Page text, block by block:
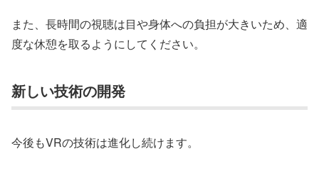
また、長時間の視聴は目や身体への負担が大きいため、適
度な休憩を取るようにしてください。
新しい技術の開発
今後もVRの技術は進化し続けます。